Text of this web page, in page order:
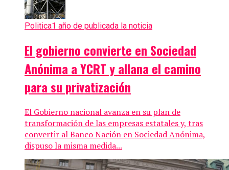
Politica1 año de publicada la noticia
El gobierno convierte en Sociedad
Anónima a YCRT y allana el camino
para su privatización
El Gobierno nacional avanza en su plan de
transformación de las empresas estatales y, tras
convertir al Banco Nación en Sociedad Anónima,
dispuso la misma medida...